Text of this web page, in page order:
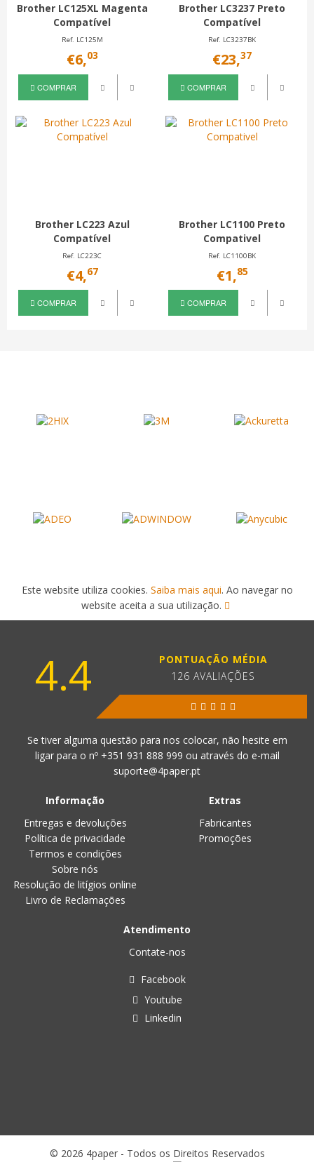
Brother LC125XL Magenta
Compatível
Ref. LC125M
€6,03
COMPRAR
Brother LC3237 Preto
Compatível
Ref. LC3237BK
€23,37
COMPRAR
Brother LC223 Azul
Compatível
Ref. LC223C
€4,67
COMPRAR
Brother LC1100 Preto
Compativel
Ref. LC1100BK
€1,85
COMPRAR
Este website utiliza cookies. Saiba mais aqui. Ao navegar no
website aceita a sua utilização.
4.4
PONTUAÇÃO MÉDIA
126 AVALIAÇÕES
Se tiver alguma questão para nos colocar, não hesite em
ligar para o nº +351 931 888 999 ou através do e-mail
suporte@4paper.pt
Informação
Entregas e devoluções
Política de privacidade
Termos e condições
Sobre nós
Resolução de litígios online
Livro de Reclamações
Extras
Fabricantes
Promoções
Atendimento
Contate-nos
Facebook
Youtube
Linkedin
© 2026 4paper - Todos os Direitos Reservados